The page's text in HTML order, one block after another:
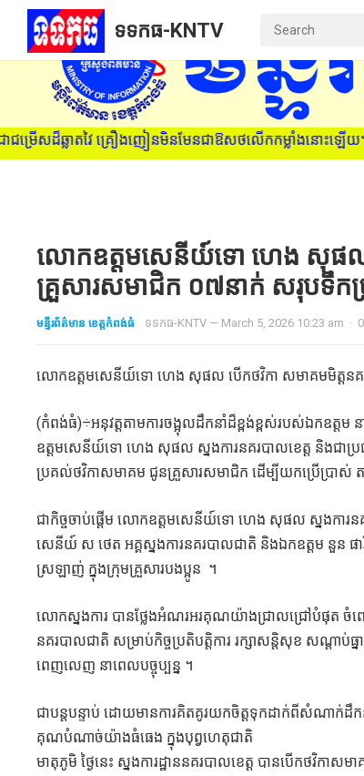
មិនមែនជាឱសថលើកកម្លាំងនោះឡើយ។ សូមប្រាប់មនុស្សជ
ទទកធ-KNTV
លោកឧត្តមសេនីយ៍ទោ ហេង សុផល
គ្រួសារសមាជិក ០៧នាក់ សរុបទឹ
មន្ទីរព័ត៌មាន ខេត្តកំពង់ធំ ទទកធ-KNTV — March 5, 2026 10:23 am ·
លោកឧត្តមសេនីយ៍ទោ ហេង សុផល បើកថវិកា សមាគមមិត្តន
(កំពង់ធំ)÷អនុវត្តតាមការចង្អុលដឹកនាំដ៏ខ្ពង់ខ្ពស់របស់ឯកឧត្ដ
ឧត្តមសេនីយ៍ទោ ហេង សុផល ស្នងការនគរបាលខេត្ត និងជា
ប្រគល់ថវិកាសមាគម ជូនគ្រួសារសមាជិក ដើម្បីយកប្រើប្រាស់ ត
ជាកិច្ចចាប់ផ្តើម លោកឧត្តមសេនីយ៍ទោ ហេង សុផល ស្នងការន
សេនីយ៍ ស ថេត អគ្គស្នងការនគរបាលជាតិ និងឯកឧត្តម នួន ផ
ស្រឡាញ់ ក្នុងក្រុមគ្រួសារបងប្អូន ។
លោកស្នងការ បានថ្លែងអំណរអរគុណយ៉ាងជ្រាលជ្រៅបំផុត ចំពោ
នគរបាលជាតិ សម្រាប់កិច្ចប្រតិបត្តិការ រក្សាសន្តិសុខ សណ្តា
ពេញលេញ នាពេលបច្ចុប្បន្ន ។
ជាបន្តបន្ទាប់ ដោយមានការគិតគូរយកចិត្តទុកដាក់ពីសំណាក់ដឹក
គុណបំណាច់យ៉ាងធំធេង ក្នុងបុព្វហេតុជាតិ
មាតុភូមិ ថ្ងៃនេះ ស្នងការដ្ឋាននគរបាលខេត្ត បានបើកថវិកា